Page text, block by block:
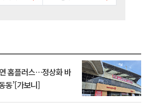
홈플러스…정상화 바
동’[가보니]